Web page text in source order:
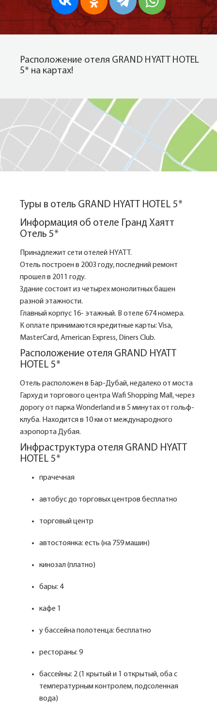
Расположение отеля GRAND HYATT HOTEL
5* на картах!
Показать на карте
Туры в отель GRAND HYATT HOTEL 5*
Информация об отеле Гранд Хаятт
Отель 5*
Принадлежит сети отелей HYATT.
Отель построен в 2003 году, последний ремонт
прошел в 2011 году.
Здание состоит из четырех монолитных башен
разной этажности.
Главный корпус 16- этажный. В отеле 674 номера.
К оплате принимаются кредитные карты: Visa,
MasterCard, American Express, Diners Club.
Расположение отеля GRAND HYATT
HOTEL 5*
Отель расположен в Бар-Дубай, недалеко от моста
Гархуд и торгового центра Wafi Shopping Mall, через
дорогу от парка Wonderland и в 5 минутах от гольф-
клуба. Находится в 10 км от международного
аэропорта Дубая.
Инфраструктура отеля GRAND HYATT
HOTEL 5*
прачечная
автобус до торговых центров бесплатно
торговый центр
автостоянка: есть (на 759 машин)
кинозал (платно)
бары: 4
кафе 1
у бассейна полотенца: бесплатно
рестораны: 9
бассейны: 2 (1 крытый и 1 открытый, оба с
температурным контролем, подсоленная
вода)